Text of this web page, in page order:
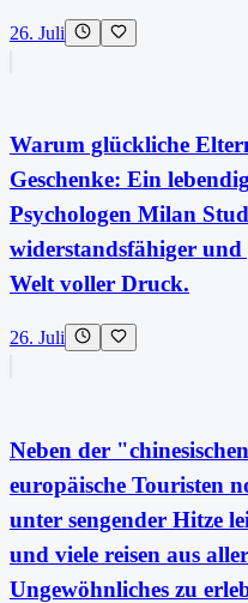
26. Juli
Warum glückliche
Geschenke: Ein
Psychologen Milan
widerstandsfähiger
Welt voller Druck.
26. Juli
Neben der
europäische Touristen
unter sengender Hitze
und viele reisen aus
Ungewöhnliches zu